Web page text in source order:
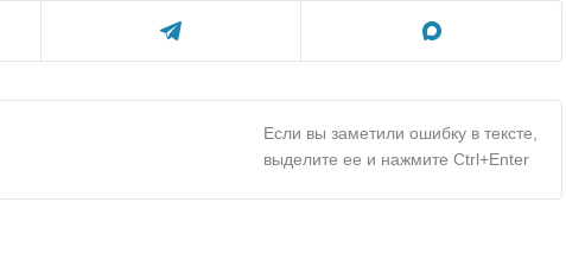
Если вы заметили ошибку в тексте,
выделите ее и нажмите Ctrl+Enter